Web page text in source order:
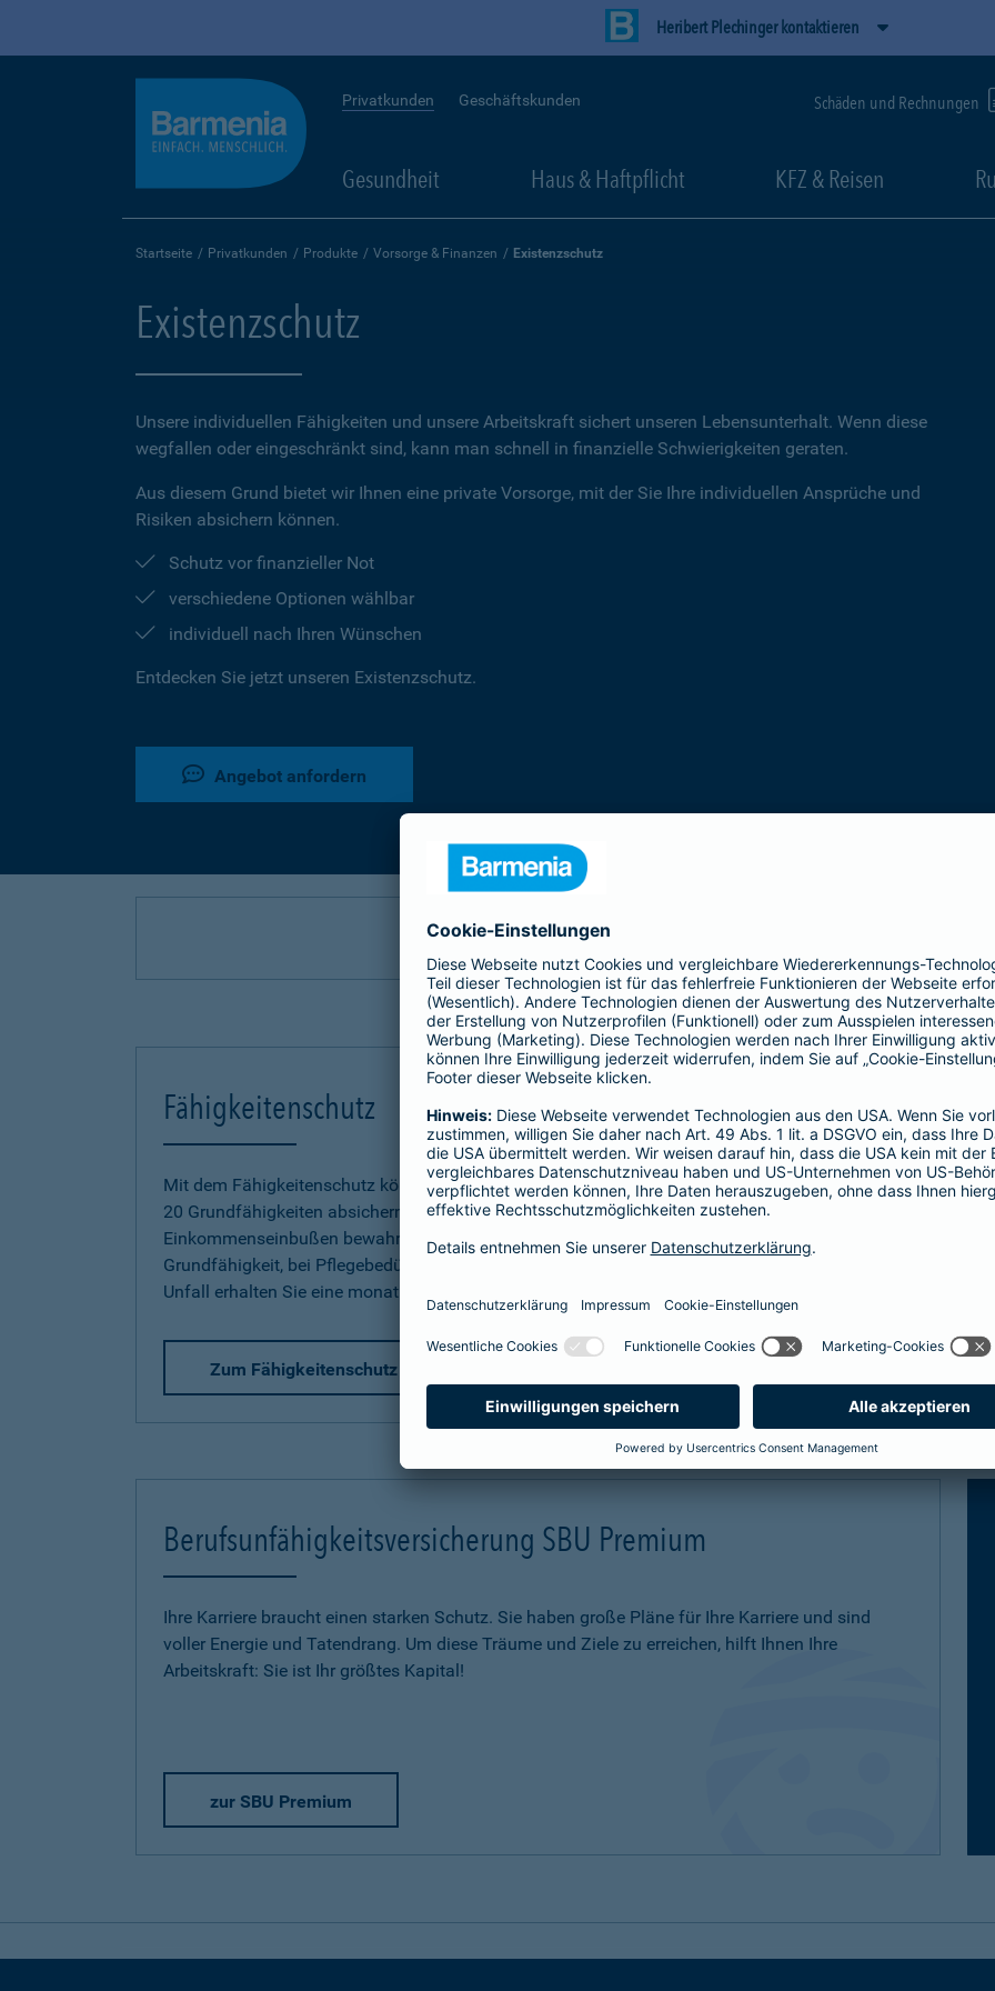
Heribert Plechinger kontaktieren
Privatkunden Geschäftskunden Schäden und Rechnungen
Gesundheit Haus & Haftpflicht KFZ & Reisen
Startseite Privatkunden Produkte Vorsorge & Finanzen Existenzschutz
Existenzschutz
Unsere individuellen Fähigkeiten und unsere Arbeitskraft sichert unseren Lebensunterhalt. Wenn diese
wegfallen oder eingeschränkt sind, kann man schnell in finanzielle Schwierigkeiten geraten.
Aus diesem Grund bietet wir Ihnen eine private Vorsorge, mit der Sie Ihre individuellen Ansprüche und
Risiken absichern können.
Schutz vor finanzieller Not
verschiedene Optionen wählbar
individuell nach Ihren Wünschen
Entdecken Sie jetzt unseren Existenzschutz.
Angebot anfordern
Produkte der Gothaer Lebensversicherung
Fähigkeitenschutz
Mit dem Fähigkeitenschutz können Sie jetzt bis zu
20 Grundfähigkeiten absichern und sich so vor
Einkommenseinbußen bewahren. Bereits beim Verlust einer
Grundfähigkeit, bei Pflegebedürftigkeit oder bei einem schweren
Unfall erhalten Sie eine monatliche Rente.
Zum Fähigkeitenschutz
Fähigkeiten der Kinder
Berufsunfähigkeitsversicherung SBU Premium
Ihre Karriere braucht einen starken Schutz. Sie haben große Pläne für Ihre Karriere und sind
voller Energie und Tatendrang. Um diese Träume und Ziele zu erreichen, hilft Ihnen Ihre
Arbeitskraft: Sie ist Ihr größtes Kapital!
zur SBU Premium